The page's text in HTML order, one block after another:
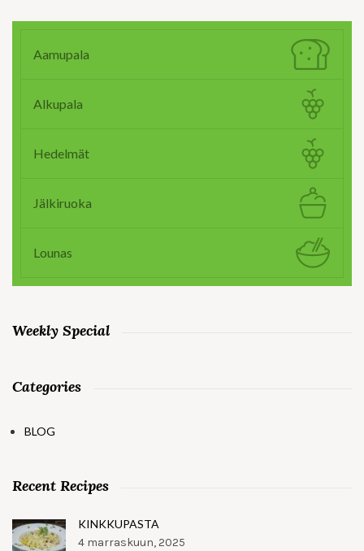
Aamupala
Alkupala
Hedelmät
Jälkiruoka
Lounas
Weekly Special
Categories
BLOG
Recent Recipes
KINKKUPASTA
4 marraskuun, 2025